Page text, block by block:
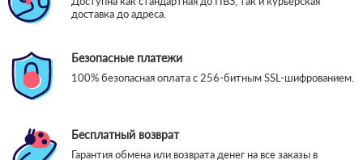
доставка до адреса.
Безопасные платежи
100% безопасная оплата с 256-битным SSL-шифрованием.
Бесплатный возврат
Гарантия обмена или возврата денег на все заказы в